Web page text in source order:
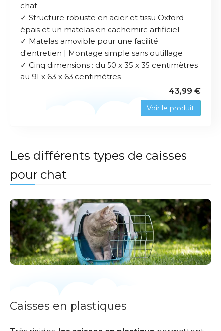
chat
✓ Structure robuste en acier et tissu Oxford
épais et un matelas en cachemire artificiel
✓ Matelas amovible pour une facilité
d'entretien | Montage simple sans outillage
✓ Cinq dimensions : du 50 x 35 x 35 centimètres
au 91 x 63 x 63 centimètres
43,99 €
Voir le produit
Les différents types de caisses
pour chat
Caisses en plastiques